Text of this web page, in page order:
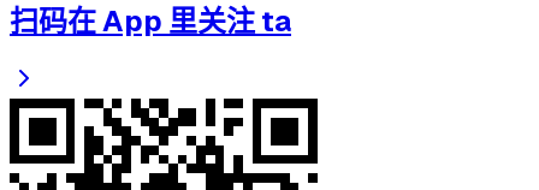
扫码在 App 里关注 ta